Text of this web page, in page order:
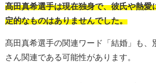
髙田真希選手は現在独身で、彼氏や熱愛
定的なものはありませんでした。
髙田真希選手の関連ワード「結婚」も、
さん関連である可能性があります。